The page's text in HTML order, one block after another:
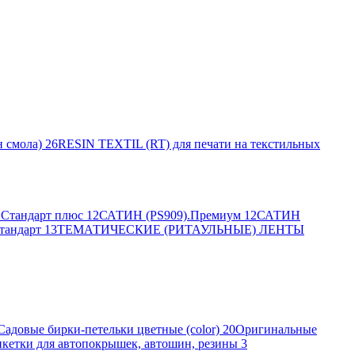
смола) 26RESIN TEXTIL (RT) для печати на текстильных
плюс 12САТИН (PS909).Премиум 12САТИН
13ТЕМАТИЧЕСКИЕ (РИТАУЛЬНЫЕ) ЛЕНТЫ
бирки-петельки цветные (color) 20Оригинальные
для автопокрышек, автошин, резины 3